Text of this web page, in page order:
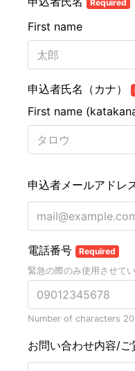
Required
First name
申込者氏名（カナ）
First name
申込者メールアドレ
電話番号 Required
緊急の際のみ使用させて
Number of characters
お問い合わせ内容/